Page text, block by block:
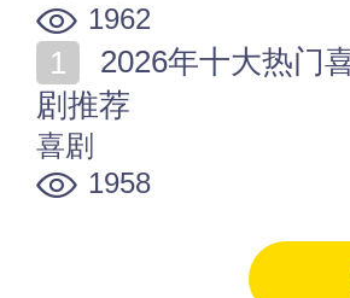
1962
剧推荐
喜剧
1958